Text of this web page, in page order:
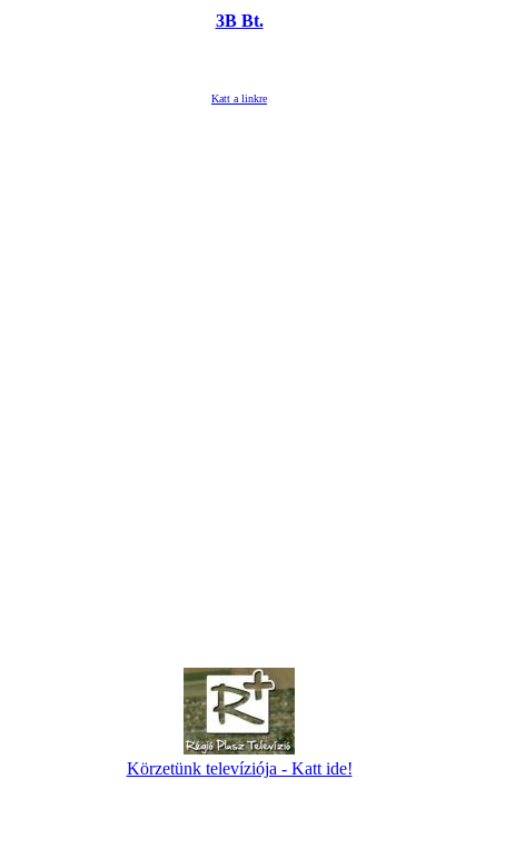
3B Bt.
Katt a linkre
Körzetünk televíziója - Katt ide!